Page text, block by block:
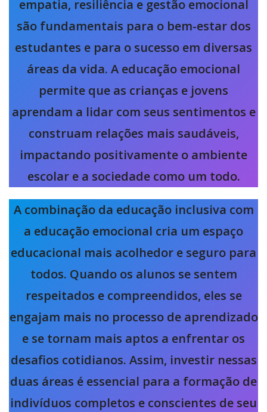
empatia, resiliência e gestão emocional
são fundamentais para o bem-estar dos
estudantes e para o sucesso em diversas
áreas da vida. A educação emocional
permite que as crianças e jovens
aprendam a lidar com seus sentimentos e
construam relações mais saudáveis,
impactando positivamente o ambiente
escolar e a sociedade como um todo.
A combinação da educação inclusiva com
a educação emocional cria um espaço
educacional mais acolhedor e seguro para
todos. Quando os alunos se sentem
respeitados e compreendidos, eles se
engajam mais no processo de aprendizado
e se tornam mais aptos a enfrentar os
desafios cotidianos. Assim, investir nessas
duas áreas é essencial para a formação de
indivíduos completos e conscientes de seu